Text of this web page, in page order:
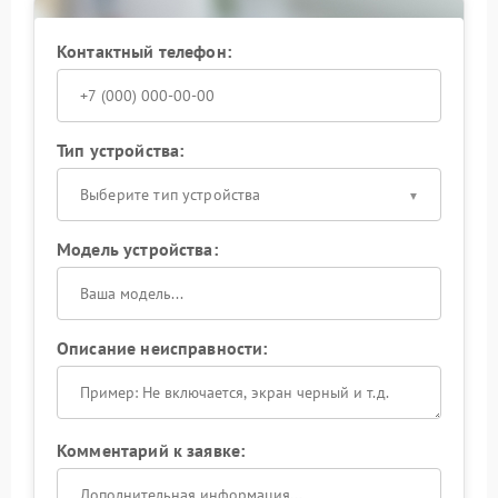
Контактный телефон:
Тип устройства:
Выберите тип устройства
Модель устройства:
Описание неисправности:
Комментарий к заявке: